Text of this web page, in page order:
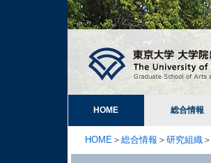
HOME 総合情報
HOME ＞ 総合情報 ＞ 研究組織 ＞